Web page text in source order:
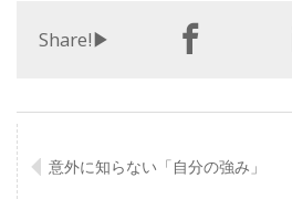
Share!▶︎
意外に知らない「自分の強み」